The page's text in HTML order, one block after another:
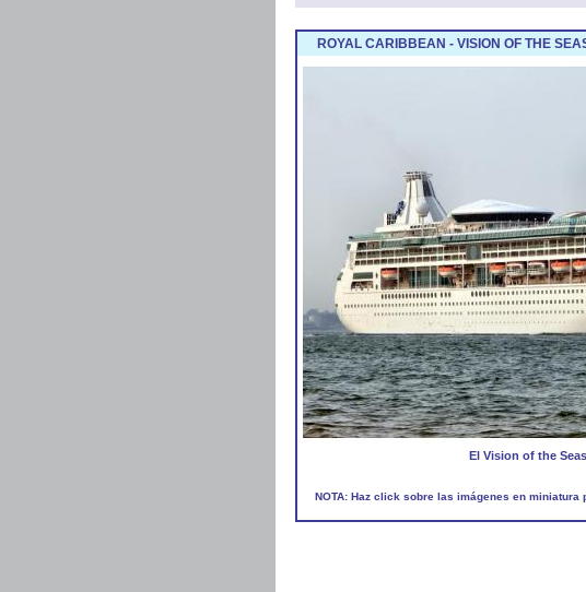
ROYAL CARIBBEAN - VISION OF THE
El Vision of the
NOTA: Haz click sobre las imágenes en miniatura